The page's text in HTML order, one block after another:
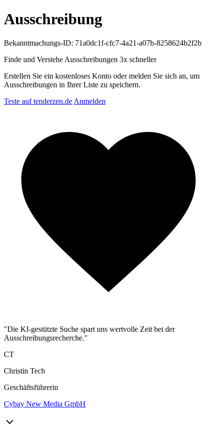
Ausschreibung
Bekanntmachungs-ID: 71a0dc1f-cfc7-4a21-a07b-8258624b2f2b
Finde und Verstehe Ausschreibungen 3x schneller
Erstellen Sie ein kostenloses Konto oder melden Sie sich an, um
Ausschreibungen in Ihrer Liste zu speichern.
Teste auf tenderzen.de Anmelden
"Die KI-gestützte Suche spart uns wertvolle Zeit bei der
Ausschreibungsrecherche."
CT
Christin Tech
Geschäftsführerin
Cybay New Media GmbH